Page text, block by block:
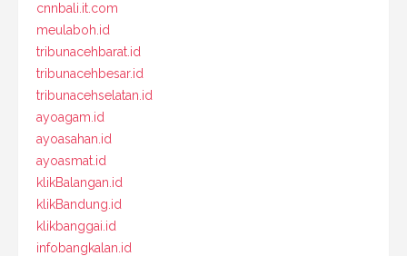
cnnbali.it.com
meulaboh.id
tribunacehbarat.id
tribunacehbesar.id
tribunacehselatan.id
ayoagam.id
ayoasahan.id
ayoasmat.id
klikBalangan.id
klikBandung.id
klikbanggai.id
infobangkalan.id